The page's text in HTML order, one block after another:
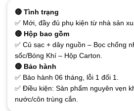
🔴 Tình trạng
✅ Mới, đầy đủ phụ kiện từ nhà sản
🔴 Hộp bao gồm
✅ Củ sạc + dây nguồn – Bọc chống
sốc/Bóng Khí – Hộp Carton.
🔴 Bảo hành
✅ Bảo hành 06 tháng, lỗi 1 đổi 1.
✅ Điều kiện: Sản phẩm nguyên vẹn
nước/côn trùng cắn.